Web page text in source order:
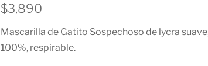
$3,890
Mascarilla de Gatito Sospechoso de lycra
100%, respirable.